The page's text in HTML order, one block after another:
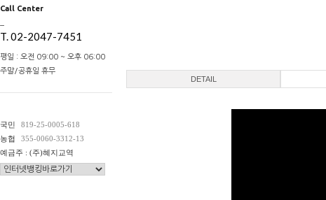
Call Center
T. 02-2047-7451
평일 : 오전 09:00 ~ 오후 06:00
주말/공휴일 휴무
국민
819-25-0005-618
농협
355-0060-3312-13
예금주 : (주)혜지교역
DETAIL